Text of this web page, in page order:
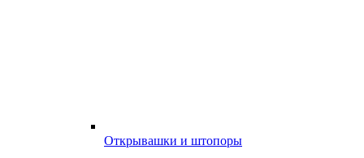
Открывашки и штопоры